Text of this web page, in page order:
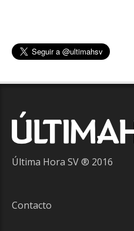
Última Hora SV ® 2016
Contacto